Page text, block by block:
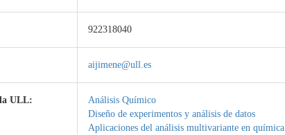
922318040
aijimene@ull.es
ULL: Análisis Químico
Diseño de experimentos y análisis de datos
Aplicaciones del análisis multivariante en química